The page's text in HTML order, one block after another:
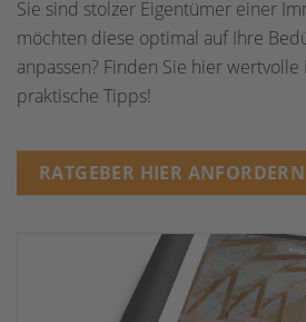
Sie sind stolzer Eigentümer einer
möchten diese optimal auf Ihre
anpassen? Finden Sie hier
praktische Tipps!
RATGEBER HIER